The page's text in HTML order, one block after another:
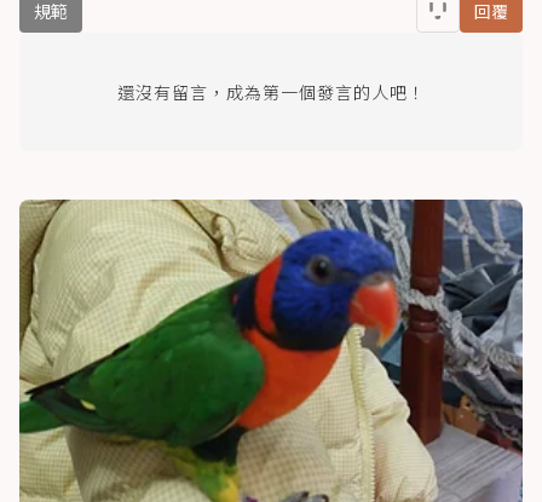
規範 回覆
還沒有留言，成為第一個發言的人吧！